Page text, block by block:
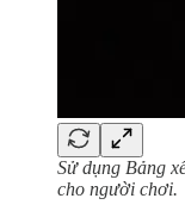
Sử dụng Bảng
cho người chơi.